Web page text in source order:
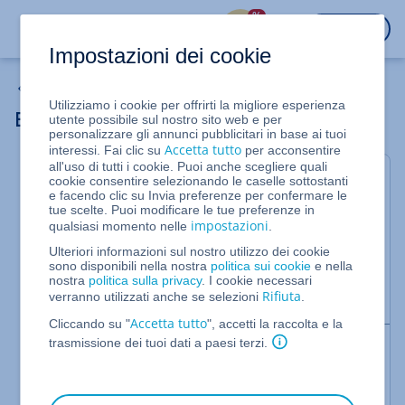
%
Eliminare un criterio di monitoraggio
Per Server Cloud, Server Virtuale Cloud,
Server Dedicati e Server dedicati in
offerta speciale gestiti nel Cloud Panel
In questo articolo ti spieghiamo come eliminare un
criterio di monitoraggio. Per farlo, procedi come
segue:
Nota bene:
Impostazioni dei cookie
Utilizziamo i cookie per offrirti la migliore esperienza
utente possibile sul nostro sito web e per
personalizzare gli annunci pubblicitari in base ai tuoi
interessi. Fai clic suAccetta tutto per acconsentire
all'uso di tutti i cookie. Puoi anche scegliere quali
cookie consentire selezionando le caselle sottostanti
e facendo clic su Invia preferenze per confermare le
tue scelte. Puoi modificare le tue preferenze in
qualsiasi momento nelle impostazioni
Ulteriori informazioni sul nostro utilizzo dei cookie
sono disponibili nella nostra politica sui cookie e nella
nostra politica sulla privacy. I cookie necessari
verranno utilizzati anche se selezioni Rifiuta
Cliccando su "Accetta tutto", accetti la raccolta e la
trasmissione dei tuoi dati a paesi terzi.